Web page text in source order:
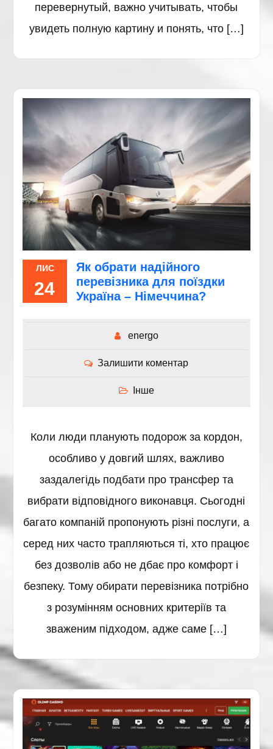
перевернутый, важно учитывать, чтобы
увидеть полную картину и понять, что […]
ЛИС
24
Як обрати надійного
перевізника для поїздки
Україна – Німеччина?
energo
Залишити коментар
Інше
Коли люди планують подорож за кордон,
особливо у довгий шлях, важливо
заздалегідь подбати про трансфер та
вибрати відповідного виконавця. Сьогодні
багато компаній пропонують різні послуги, а
серед них часто трапляються ті, хто працює
без дозволів або не дбає про комфорт і
безпеку. Тому обирати перевізника потрібно
з розумінням основних критеріїв та
зваженим підходом, адже саме […]